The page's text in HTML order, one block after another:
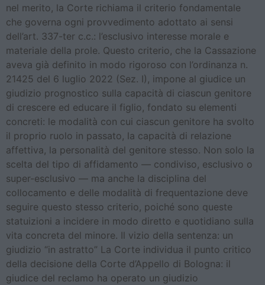
nel merito, la Corte richiama il criterio fondamentale
che governa ogni provvedimento adottato ai sensi
dell’art. 337-ter c.c.: l’esclusivo interesse morale e
materiale della prole. Questo criterio, che la Cassazione
aveva già definito in modo rigoroso con l’ordinanza n.
21425 del 6 luglio 2022 (Sez. I), impone al giudice un
giudizio prognostico sulla capacità di ciascun genitore
di crescere ed educare il figlio, fondato su elementi
concreti: le modalità con cui ciascun genitore ha svolto
il proprio ruolo in passato, la capacità di relazione
affettiva, la personalità del genitore stesso. Non solo la
scelta del tipo di affidamento — condiviso, esclusivo o
super-esclusivo — ma anche la disciplina del
collocamento e delle modalità di frequentazione deve
seguire questo stesso criterio, poiché sono queste
statuizioni a incidere in modo diretto e quotidiano sulla
vita concreta del minore. Il vizio della sentenza: un
giudizio “in astratto” La Corte individua il punto critico
della decisione della Corte d’Appello di Bologna: il
giudice del reclamo ha operato un giudizio